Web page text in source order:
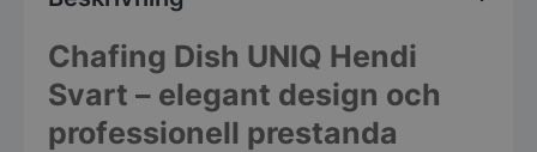
Chafing Dish UNIQ Hendi
Svart – elegant design och
professionell prestanda